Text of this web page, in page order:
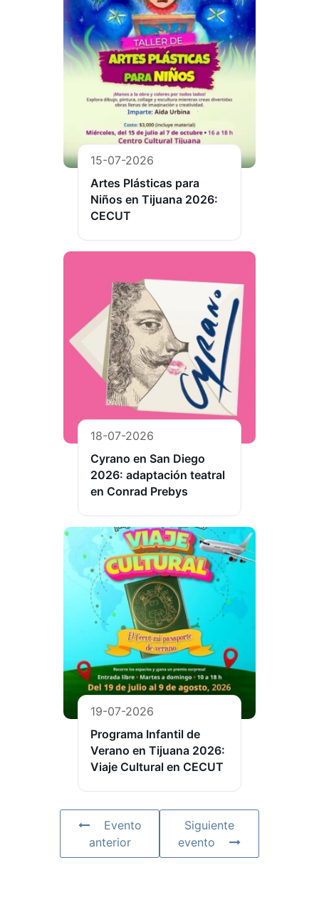
15-07-2026
Artes Plásticas para
Niños en Tijuana 2026:
CECUT
18-07-2026
Cyrano en San Diego
2026: adaptación teatral
en Conrad Prebys
19-07-2026
Programa Infantil de
Verano en Tijuana 2026:
Viaje Cultural en CECUT
Evento
anterior
Siguiente
evento